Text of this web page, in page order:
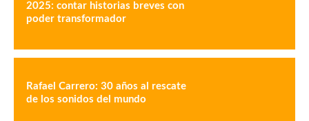
2025: contar historias breves con
poder transformador
Rafael Carrero: 30 años al rescate
de los sonidos del mundo